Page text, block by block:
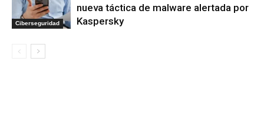
Ciberseguridad
nueva táctica de malware alertada por
Kaspersky